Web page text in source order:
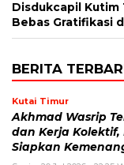
Disdukcapil Kutim
Bebas Gratifikasi
BERITA
Kutai Timur
Akhmad Wasrip
dan Kerja Kolektif,
Siapkan